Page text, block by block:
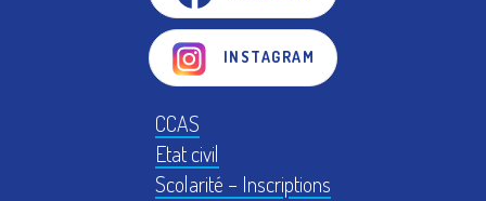
INSTAGRAM
CCAS
Etat civil
Scolarité – Inscriptions